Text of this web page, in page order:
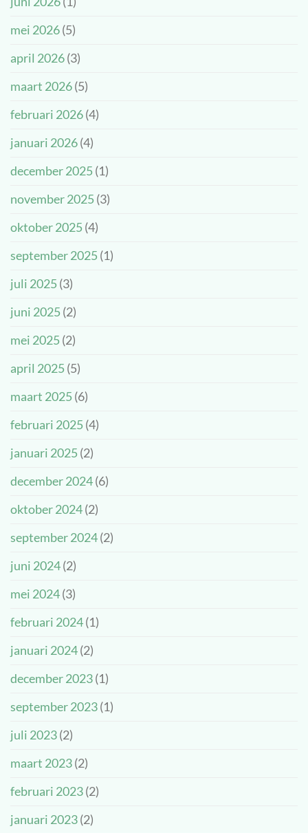
mei 2026(5)
april 2026(3)
maart 2026(5)
februari 2026(4)
januari 2026(4)
december 2025(1)
november 2025(3)
oktober 2025(4)
september 2025(1)
juli 2025(3)
juni 2025(2)
mei 2025(2)
april 2025(5)
maart 2025(6)
februari 2025(4)
januari 2025(2)
december 2024(6)
oktober 2024(2)
september 2024(2)
juni 2024(2)
mei 2024(3)
februari 2024(1)
januari 2024(2)
december 2023(1)
september 2023(1)
juli 2023(2)
maart 2023(2)
februari 2023(2)
januari 2023(2)